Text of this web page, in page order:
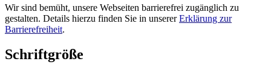
Wir sind bemüht, unsere Webseiten barrierefrei zugänglich zu
gestalten. Details hierzu finden Sie in unsererErklärung zur
Barrierefreiheit.
Schriftgröße